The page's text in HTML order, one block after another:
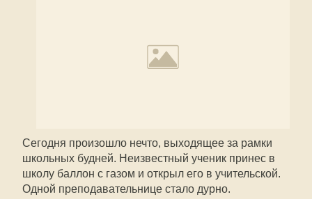
Сегодня произошло нечто, выходящее за рамки
школьных будней. Неизвестный ученик принес в
школу баллон с газом и открыл его в учительской.
Одной преподавательнице стало дурно.